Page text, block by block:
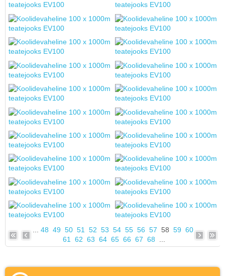
48 49 50 51 52 53 54 55 56 57 58 59 60
61
62 63 64 65 66 67 68